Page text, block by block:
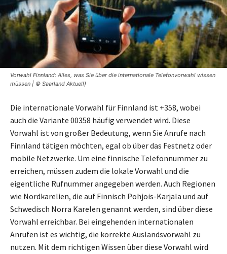
Vorwahl Finnland: Alles, was Sie über die internationale Telefonvorwahl wissen
müssen | © Saarland Aktuell)
Die internationale Vorwahl für Finnland ist +358, wobei
auch die Variante 00358 häufig verwendet wird. Diese
Vorwahl ist von großer Bedeutung, wenn Sie Anrufe nach
Finnland tätigen möchten, egal ob über das Festnetz oder
mobile Netzwerke. Um eine finnische Telefonnummer zu
erreichen, müssen zudem die lokale Vorwahl und die
eigentliche Rufnummer angegeben werden. Auch Regionen
wie Nordkarelien, die auf Finnisch Pohjois-Karjala und auf
Schwedisch Norra Karelen genannt werden, sind über diese
Vorwahl erreichbar. Bei eingehenden internationalen
Anrufen ist es wichtig, die korrekte Auslandsvorwahl zu
nutzen. Mit dem richtigen Wissen über diese Vorwahl wird